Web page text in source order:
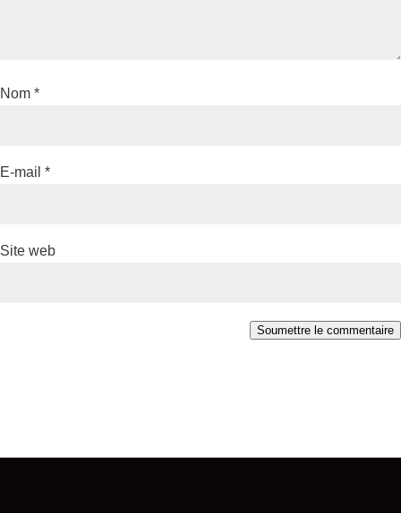
Nom *
E-mail *
Site web
Soumettre le commentaire